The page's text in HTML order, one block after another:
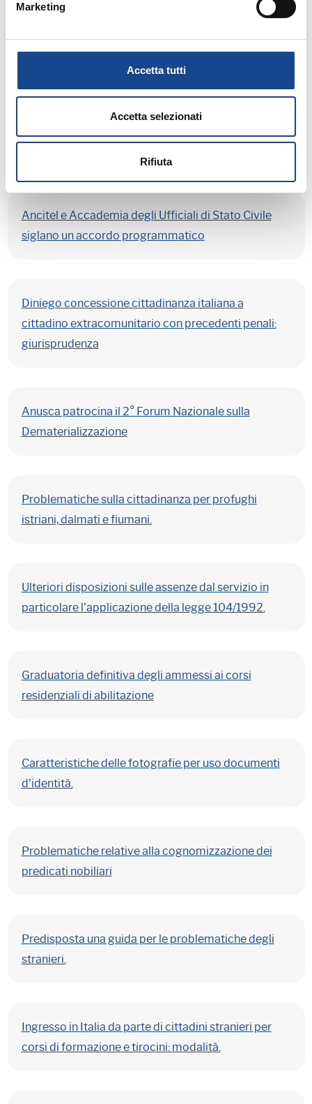
Marketing
Accetta tutti
Accetta selezionati
Rifiuta
Progetti di legge alla data del 5/9/2008 presenti
sul sito della Camera dei Deputati di interesse per i
2008.
Ancitel e Accademia degli Ufficiali di Stato Civile
siglano un accordo programmatico
Diniego concessione cittadinanza italiana a
cittadino extracomunitario con precedenti penali:
giurisprudenza
Anusca patrocina il 2° Forum Nazionale sulla
Dematerializzazione
Problematiche sulla cittadinanza per profughi
istriani, dalmati e fiumani.
Ulteriori disposizioni sulle assenze dal servizio in
particolare l'applicazione della legge 104/1992.
Graduatoria definitiva degli ammessi ai corsi
residenziali di abilitazione
Caratteristiche delle fotografie per uso documenti
d'identità.
Problematiche relative alla cognomizzazione dei
predicati nobiliari
Predisposta una guida per le problematiche degli
stranieri.
Ingresso in Italia da parte di cittadini stranieri per
corsi di formazione e tirocini: modalità.